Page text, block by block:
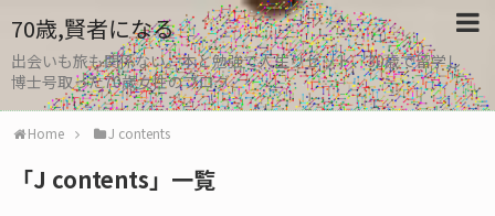
70歳,賢者になる
出会いも旅も関係ない。本と勉強で人生リセット、30歳で留学し
博士号取った70歳女性のブログ
Home J contents
「J contents」 一覧